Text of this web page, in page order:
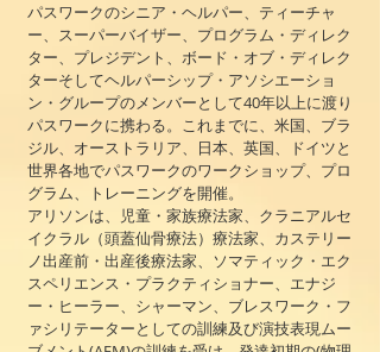
パスワークのシニア・ヘルパー、ティーチャ
ー、スーパーバイザー、プログラム・ディレク
ター、プレジデント、ボード・オブ・ディレク
ターそしてヘルパーシップ・アソシエーショ
ン・グループのメンバーとして40年以上に渡り
パスワークに携わる。これまでに、米国、ブラ
ジル、オーストラリア、日本、英国、ドイツと
世界各地でパスワークのワークショップ、プロ
グラム、トレーニングを開催。
アリソンは、児童・家族療法家、クラニアルセ
イクラル（頭蓋仙骨療法）療法家、カステリー
ノ出産前・出産後療法家、ソマティック・エク
スペリエンス・プラクティショナー、エナジ
ー・ヒーラー、シャーマン、ブレスワーク・フ
ァシリテーターとしての訓練及び演技表現ムー